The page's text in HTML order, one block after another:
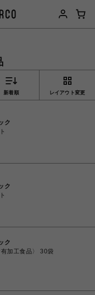
新着順 レイアウト変更
ク
ク
ク
加工食品〉 30袋